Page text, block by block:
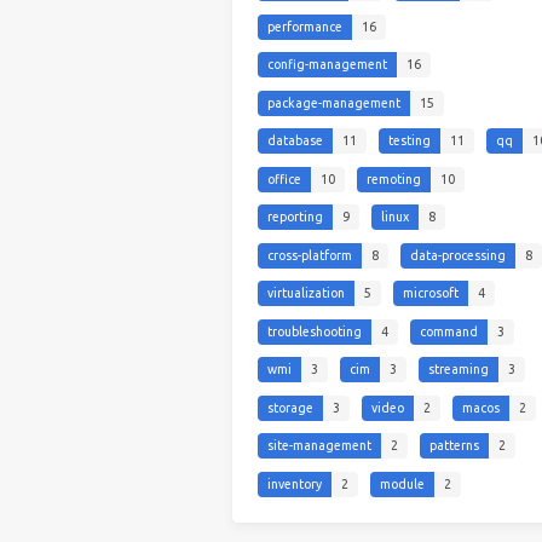
performance 16
config-management 16
package-management 15
database 11 testing 11 qq
office 10 remoting 10
reporting 9 linux 8
cross-platform 8 data-processing 8
virtualization 5 microsoft 4
troubleshooting 4 command 3
wmi 3 cim 3 streaming 3
storage 3 video 2 macos 2
site-management 2 patterns 2
inventory 2 module 2